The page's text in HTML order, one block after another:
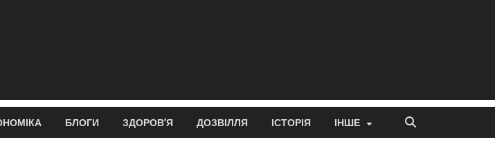
БЛОГИ ЗДОРОВ’Я ДОЗВІЛЛЯ ІСТОРІЯ ІНШЕ